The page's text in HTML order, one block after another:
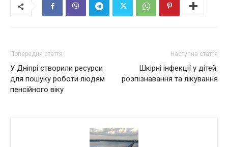
Попередня стаття
У Дніпрі створили ресурси
для пошуку роботи людям
пенсійного віку
Наступна стаття
Шкірні інфекції у дітей:
розпізнавання та лікування